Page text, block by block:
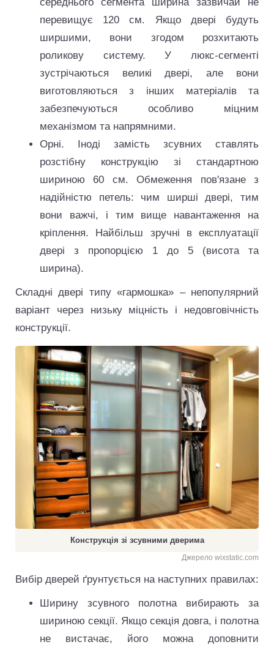
перевищує 120 см. Якщо двері будуть
ширшими, вони згодом розхитають
роликову систему. У люкс-сегменті
зустрічаються великі двері, але вони
виготовляються з інших матеріалів та
забезпечуються особливо міцним
механізмом та напрямними.
Орні. Іноді замість зсувних ставлять
розстібну конструкцію зі стандартною
шириною 60 см. Обмеження пов'язане з
надійністю петель: чим ширші двері, тим
вони важчі, і тим вище навантаження на
кріплення. Найбільш зручні в експлуатації
двері з пропорцією 1 до 5 (висота та
ширина).
Складні двері типу «гармошка» – непопулярний
варіант через низьку міцність і недовговічність
конструкції.
Конструкція зі зсувними дверима
Джерело wixstatic.com
Вибір дверей ґрунтується на наступних правилах:
Ширину зсувного полотна вибирають за
шириною секції. Якщо секція довга, і полотна
не вистачає, його можна доповнити